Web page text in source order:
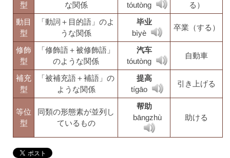
型
な関係
tóutòng
る）
動目
型
「動詞＋目的語」のよ
うな関係
毕业
bìyè
卒業（する）
修飾
型
「修飾語＋被修飾語」
のような関係
汽车
tóutòng
自動車
補充
型
「被補充語＋補語」の
ような関係
提高
tígāo
引き上げる
等位
型
同類の形態素が並列し
ているもの
帮助
bāngzhù
助ける